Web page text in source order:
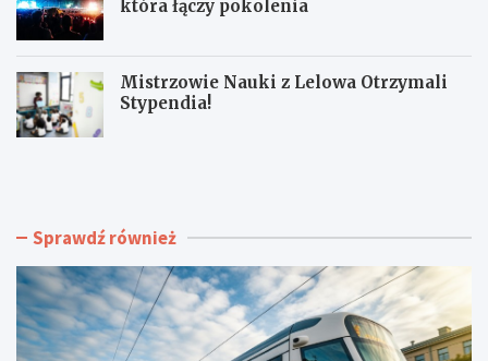
która łączy pokolenia
Mistrzowie Nauki z Lelowa Otrzymali
Stypendia!
N
o
o
w
i
s
J
z
t
r
w
a
Sprawdź również